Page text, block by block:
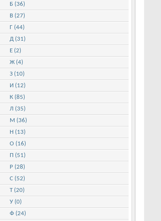
Б (36)
В (27)
Г (44)
Д (31)
Е (2)
Ж (4)
З (10)
И (12)
К (85)
Л (35)
М (36)
Н (13)
О (16)
П (51)
Р (28)
С (52)
Т (20)
У (0)
Ф (24)